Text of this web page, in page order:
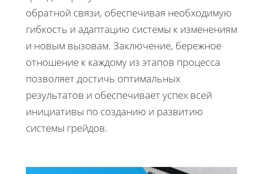
обратной связи, обеспечивая необходимую
гибкость и адаптацию системы к изменениям
и новым вызовам. Заключение, бережное
отношение к каждому из этапов процесса
позволяет достичь оптимальных
результатов и обеспечивает успех всей
инициативы по созданию и развитию
системы грейдов.